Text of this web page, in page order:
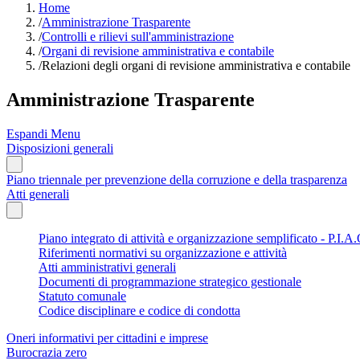
Home
/Amministrazione Trasparente
/Controlli e rilievi sull'amministrazione
/Organi di revisione amministrativa e contabile
/Relazioni degli organi di revisione amministrativa e contabile
Amministrazione Trasparente
Espandi Menu
Disposizioni generali
Piano triennale per prevenzione della corruzione e della trasparenza
Atti generali
Piano integrato di attività e organizzazione semplificato -
Riferimenti normativi su organizzazione e attività
Atti amministrativi generali
Documenti di programmazione strategico gestionale
Statuto comunale
Codice disciplinare e codice di condotta
Oneri informativi per cittadini e imprese
Burocrazia zero